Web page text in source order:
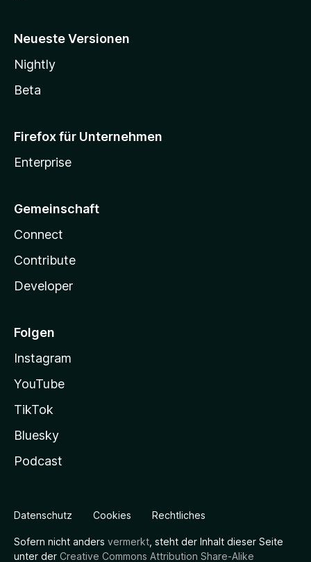
Neueste Versionen
Nightly
Beta
Firefox für Unternehmen
Enterprise
Gemeinschaft
Connect
Contribute
Developer
Folgen
Instagram
YouTube
TikTok
Bluesky
Podcast
Datenschutz Cookies Rechtliches
Sofern nicht anders vermerkt , steht der Inhalt dieser Seite
unter der Creative Commons Attribution Share-Alike